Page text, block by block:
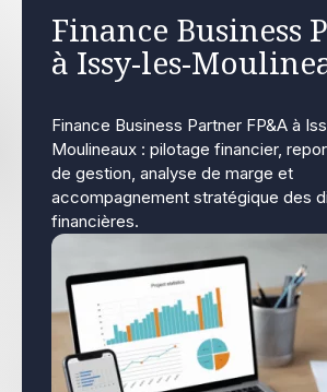
Finance Business
à Issy-les-
Finance Business Partner FP&A à
Moulineaux : pilotage financier,
de gestion, analyse de marge et
accompagnement stratégique des
financières.